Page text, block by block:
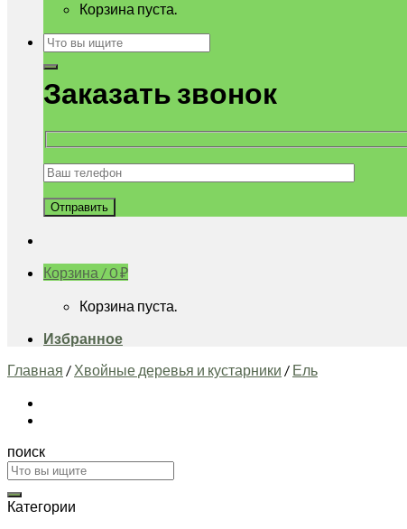
Корзина пуста.
Искать:
Заказать звонок
Корзина /0₽
Корзина пуста.
Избранное
Главная / Хвойные деревья и кустарники / Ель
поиск
Искать:
Категории